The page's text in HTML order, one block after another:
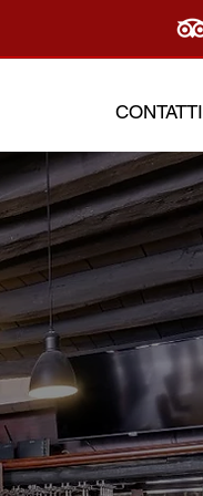
CONTATTI